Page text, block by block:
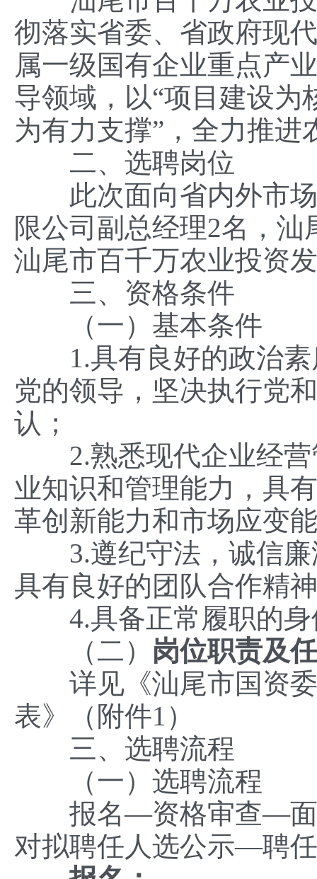
彻落实省委、省政府现
属一级国有企业重点产
导领域，以“项目建设
为有力支撑”，全力推
二、选聘岗位
此次面向省内外市场
限公司副总经理2名，
汕尾市百千万农业投资
三、资格条件
（一）基本条件
1.具有良好的政治素
党的领导，坚决执行党
认；
2.熟悉现代企业经营
业知识和管理能力，具
革创新能力和市场应变
3.遵纪守法，诚信廉
具有良好的团队合作精
4.具备正常履职的身
（二） 岗位职责及
详见《汕尾市国资委
表》（附件1）
三、选聘流程
（一）选聘流程
报名—资格审查—面
对拟聘任人选公示—聘